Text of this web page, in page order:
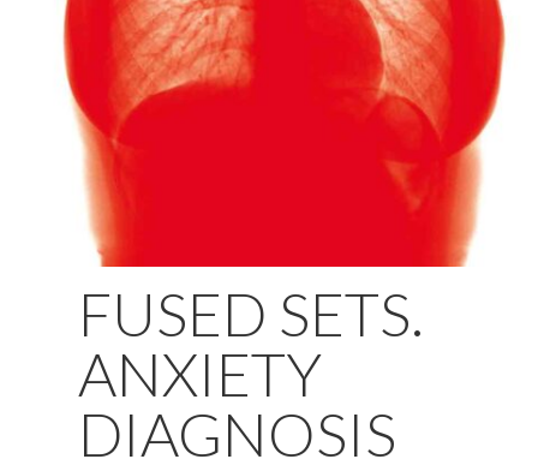
FUSED SETS.
ANXIETY
DIAGNOSIS